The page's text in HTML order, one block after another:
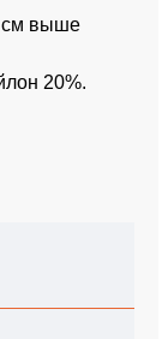
см выше
20%.